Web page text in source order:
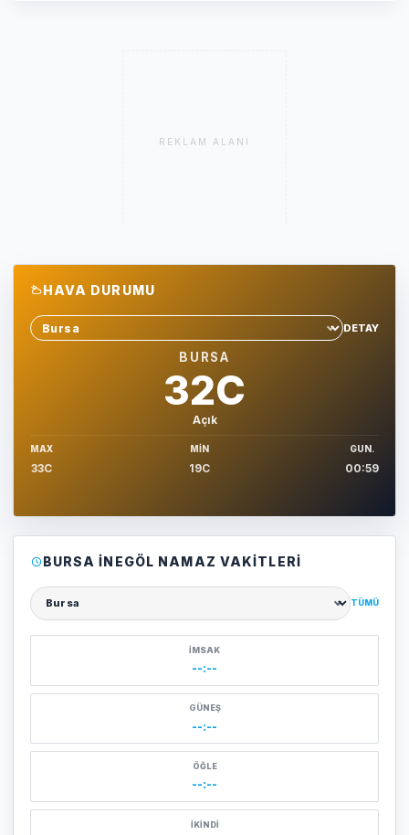
REKLAM ALANI
HAVA DURUMU
Sehir sec
DETAY
BURSA
32C
Açık
MAX
33C
MIN
19C
GUN.
00:59
BURSA İNEGÖL NAMAZ VAKITLERI
Şehir seçin
TÜMÜ
İMSAK
--:--
GÜNEŞ
--:--
ÖĞLE
--:--
İKINDI